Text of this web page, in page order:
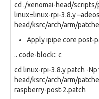
cd ./xenomai-head/
linux=linux-rpi-3.8.y
head/ksrc/arch/arm/
Apply ipipe core post-
.. code-block:: c
cd linux-rpi-3.8.y patch -
head/ksrc/arch/arm/
raspberry-post-2.patch